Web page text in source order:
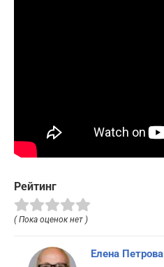
Рейтинг
( Пока оценок нет )
Елена Петрова